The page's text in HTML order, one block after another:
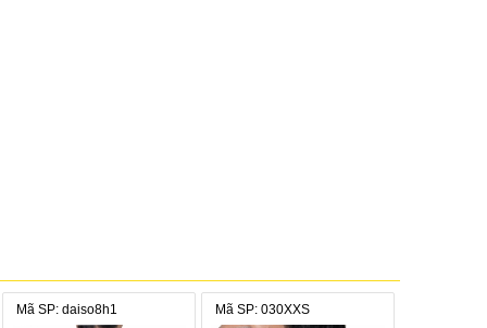
Mã SP: daiso8h1 Mã SP: 030XXS